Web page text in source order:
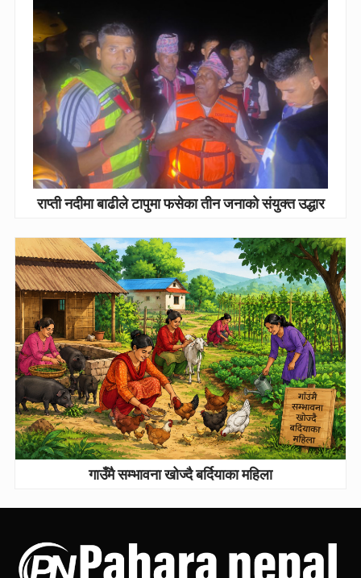
राप्ती नदीमा बाढीले टापुमा फसेका तीन जनाको संयुक्त उद्धार
गाउँमै सम्भावना खोज्दै बर्दियाका महिला